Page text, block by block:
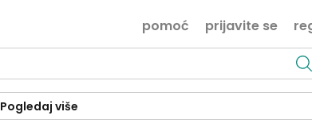
prijavite se
pomoć
Pogledaj više